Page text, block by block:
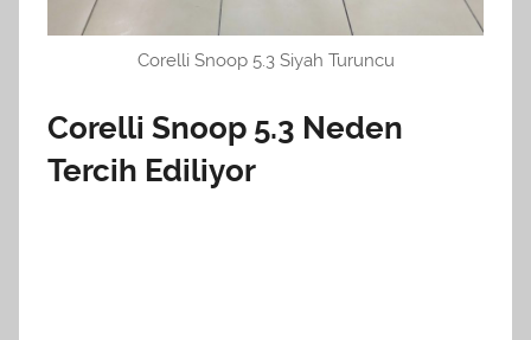
Corelli Snoop 5.3 Siyah Turuncu
Corelli Snoop 5.3 Neden
Tercih Ediliyor